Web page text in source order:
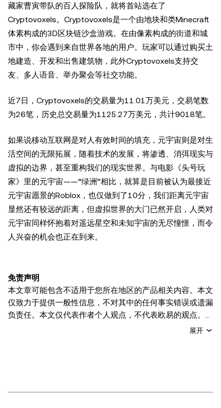
藏家曹寅带队的百人探险队，就将首站选在了
Cryptovoxels。Cryptovoxels是一个由地块和类Minecraft
体素构成的3D区块链沙盒游戏。在由像素构成的街道和城
市中，你会遇到来自世界各地的用户。玩家可以通过购买土
地建造、开发和出售建筑物，此外Cryptovoxels支持交
友、多人语音、举办聚会等社交功能。
近7日，Cryptovoxels的交易量为11.01万美元，交易笔数
为26笔，历史总交易量为1125.27万美元，共计9018笔。
如果说移动互联网是对人有效时间的填充，元宇宙则是对生
活空间的无限拓展，随着技术的发展，将渗透、消弭现实与
虚拟的边界，甚至重构我们的现实世界。与电影《头号玩
家》里的元宇宙——“绿洲”相比，就算是目前被认为最接近
元宇宙愿景的Roblox，也仅做到了10分，我们距离元宇宙
显然还有较远的距离，但虚拟世界的大门已然开启，人类对
元宇宙同样怀抱着对遥远星空和未知宇宙的无尽憧憬，而令
人兴奋的机会也正在到来。
免责声明
本文章可能包含不适用于您所在地区的产品相关内容。本文
仅致力于提供一般性信息，不对其中的任何事实错误或遗漏
负责任。本文仅代表作者个人观点，不代表欧易的观点。
本文无意提供以下任何建议，包括但不限于：(i) 投资建议
展开